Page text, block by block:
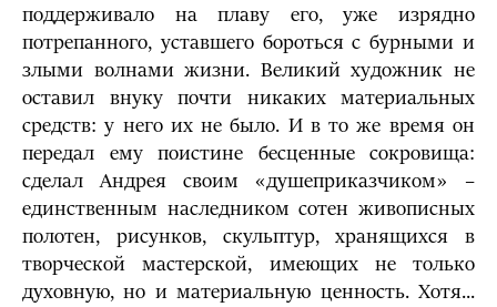
поддерживало на плаву его, уже изрядно
потрепанного, уставшего бороться с бурными и
злыми волнами жизни. Великий художник не
оставил внуку почти никаких материальных
средств: у него их не было. И в то же время он
передал ему поистине бесценные сокровища:
сделал Андрея своим «душеприказчиком» –
единственным наследником сотен живописных
полотен, рисунков, скульптур, хранящихся в
творческой мастерской, имеющих не только
духовную, но и материальную ценность. Хотя...